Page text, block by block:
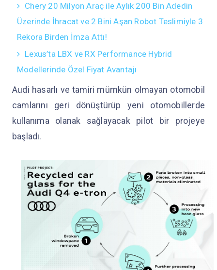
Chery 20 Milyon Araç ile Aylık 200 Bin Adedin
Üzerinde İhracat ve 2 Bini Aşan Robot Teslimiyle 3
Rekora Birden İmza Attı!
Lexus’ta LBX ve RX Performance Hybrid
Modellerinde Özel Fiyat Avantajı
Audi hasarlı ve tamiri mümkün olmayan otomobil
camlarını geri dönüştürüp yeni otomobillerde
kullanıma olanak sağlayacak pilot bir projeye
başladı.